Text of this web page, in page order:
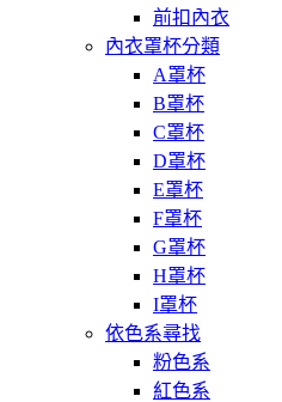
前扣內衣
內衣罩杯分類
A罩杯
B罩杯
C罩杯
D罩杯
E罩杯
F罩杯
G罩杯
H罩杯
I罩杯
依色系尋找
粉色系
紅色系